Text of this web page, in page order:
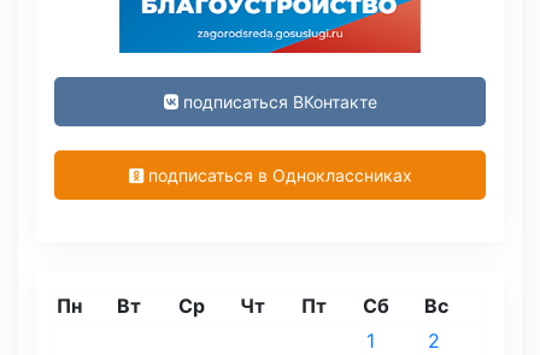
подписаться ВКонтакте
подписаться в Одноклассниках
Пн Вт Ср Чт Пт Сб Вс
1
2